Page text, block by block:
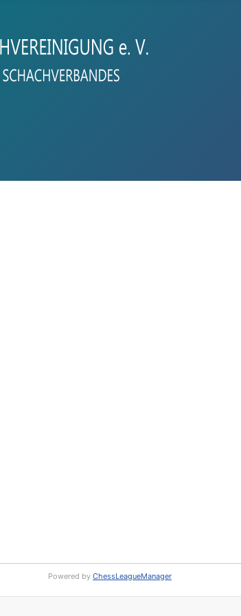
Powered by ChessLeagueManager